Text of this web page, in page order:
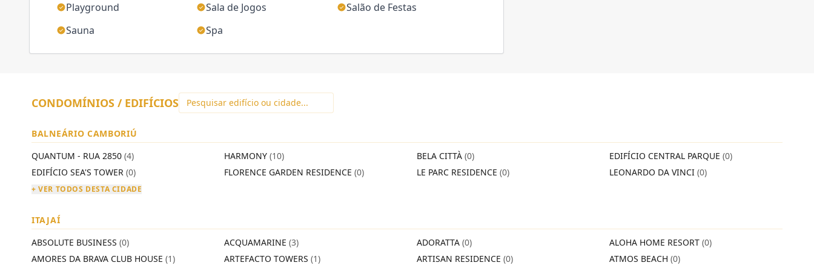
Playground
Sala de Jogos
Salão de Festas
Sauna
Spa
CONDOMÍNIOS / EDIFÍCIOS
BALNEÁRIO CAMBORIÚ
QUANTUM - RUA 2850 (4) HARMONY (10) BELA CITTÀ (0) EDIFÍCIO CENTRAL PARQUE (0)
EDIFÍCIO SEA'S TOWER (0) FLORENCE GARDEN RESIDENCE (0) LE PARC RESIDENCE (0) LEONARDO DA VINCI (0)
+ VER TODOS DESTA CIDADE
ITAJAÍ
ABSOLUTE BUSINESS (0) ACQUAMARINE (3) ADORATTA (0) ALOHA HOME RESORT (0)
AMORES DA BRAVA CLUB HOUSE (1) ARTEFACTO TOWERS (1) ARTISAN RESIDENCE (0) ATMOS BEACH (0)